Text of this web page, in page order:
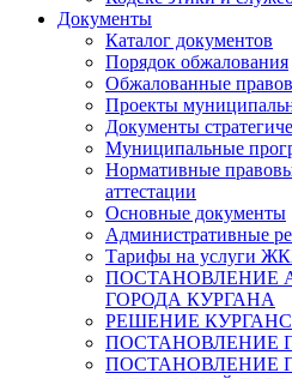
Документы
Каталог документов
Порядок обжалования
Обжалованные
Проекты
Документы
Муниципальные
Нормативные
аттестации
Основные документы
Административные
Тарифы на услуги
ПОСТАНОВЛЕНИЕ
ГОРОДА КУРГАНА
РЕШЕНИЕ
ПОСТАНОВЛЕНИЕ
ПОСТАНОВЛЕНИЕ